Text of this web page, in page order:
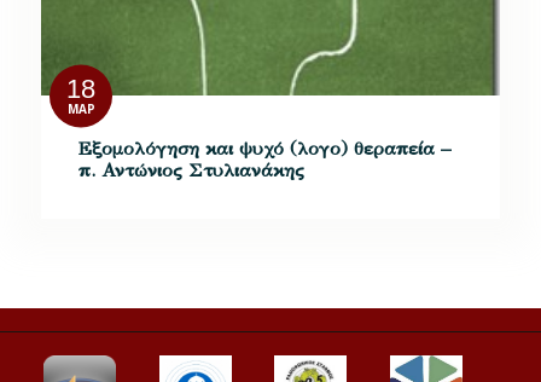
18
ΜΑΡ
Εξομολόγηση και ψυχό (λογο) θεραπεία –
π. Αντώνιος Στυλιανάκης